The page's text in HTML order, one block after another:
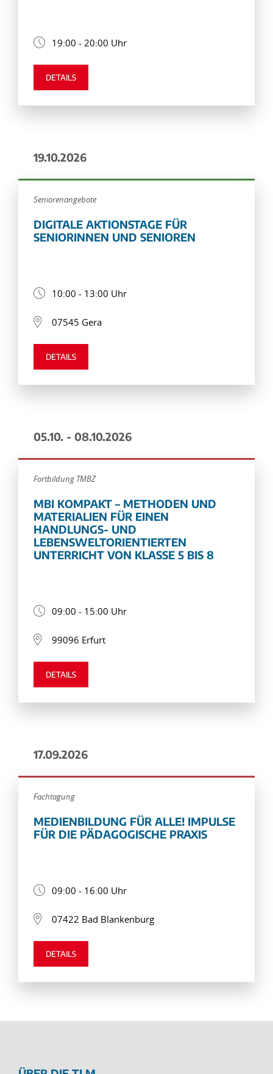
19:00 - 20:00 Uhr
DETAILS
19.10.2026
Seniorenangebote
DIGITALE AKTIONSTAGE FÜR
SENIORINNEN UND SENIOREN
10:00 - 13:00 Uhr
07545 Gera
DETAILS
05.10. - 08.10.2026
Fortbildung TMBZ
MBI KOMPAKT – METHODEN UND
MATERIALIEN FÜR EINEN
HANDLUNGS- UND
LEBENSWELTORIENTIERTEN
UNTERRICHT VON KLASSE 5 BIS 8
09:00 - 15:00 Uhr
99096 Erfurt
DETAILS
17.09.2026
Fachtagung
MEDIENBILDUNG FÜR ALLE! IMPULSE
FÜR DIE PÄDAGOGISCHE PRAXIS
09:00 - 16:00 Uhr
07422 Bad Blankenburg
DETAILS